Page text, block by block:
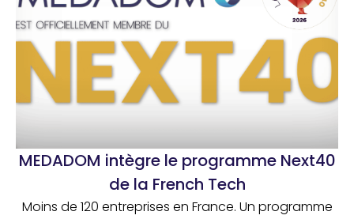
MEDADOM intègre le programme Next40
de la French Tech
Moins de 120 entreprises en France. Un programme